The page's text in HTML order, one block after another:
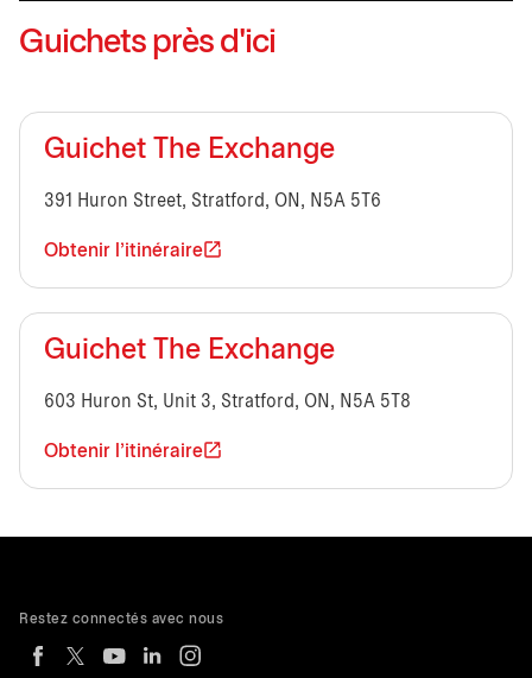
Guichets près d'ici
Guichet The Exchange
391 Huron Street, Stratford, ON, N5A 5T6
Obtenir l'itinéraire
Guichet The Exchange
603 Huron St, Unit 3, Stratford, ON, N5A 5T8
Obtenir l'itinéraire
Restez connectés avec nous